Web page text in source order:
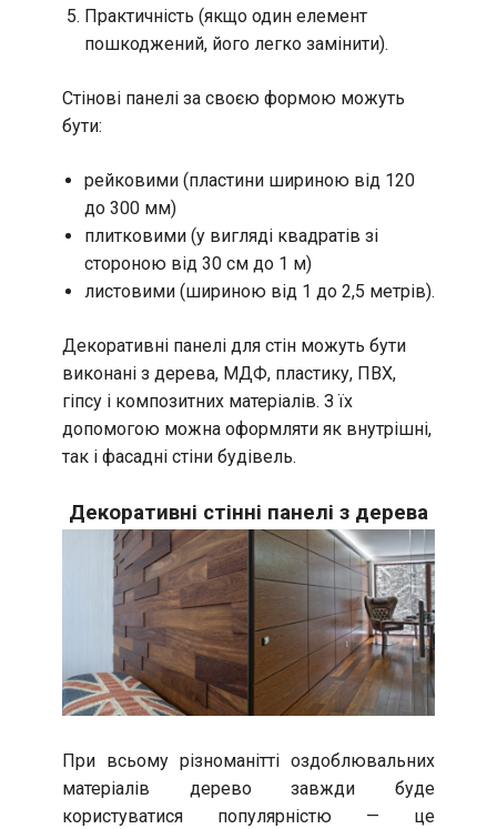
Практичність (якщо один елемент
пошкоджений, його легко замінити).
Стінові панелі за своєю формою можуть
бути:
рейковими (пластини шириною від 120
до 300 мм)
плитковими (у вигляді квадратів зі
стороною від 30 см до 1 м)
листовими (шириною від 1 до 2,5 метрів).
Декоративні панелі для стін можуть бути
виконані з дерева, МДФ, пластику, ПВХ,
гіпсу і композитних матеріалів. З їх
допомогою можна оформляти як внутрішні,
так і фасадні стіни будівель.
Декоративні стінні панелі з дерева
При всьому різноманітті оздоблювальних
матеріалів дерево завжди буде
користуватися популярністю — це